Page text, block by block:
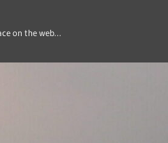
on the web…